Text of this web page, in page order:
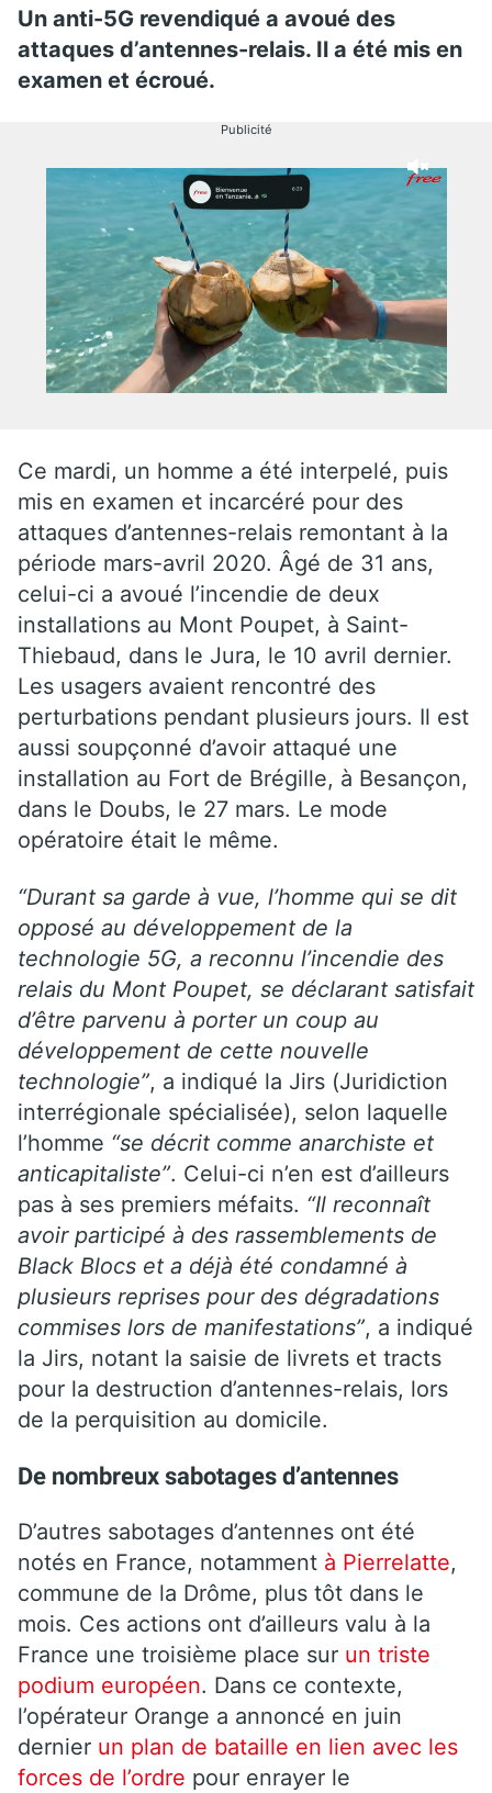
Un anti-5G revendiqué a avoué des
attaques d’antennes-relais. Il a été mis en
examen et écroué.
Publicité
Ce mardi, un homme a été interpelé, puis
mis en examen et incarcéré pour des
attaques d’antennes-relais remontant à la
période mars-avril 2020. Âgé de 31 ans,
celui-ci a avoué l’incendie de deux
installations au Mont Poupet, à Saint-
Thiebaud, dans le Jura, le 10 avril dernier.
Les usagers avaient rencontré des
perturbations pendant plusieurs jours. Il est
aussi soupçonné d’avoir attaqué une
installation au Fort de Brégille, à Besançon,
dans le Doubs, le 27 mars. Le mode
opératoire était le même.
“Durant sa garde à vue, l’homme qui se dit
opposé au développement de la
technologie 5G, a reconnu l’incendie des
relais du Mont Poupet, se déclarant satisfait
d’être parvenu à porter un coup au
développement de cette nouvelle
technologie”, a indiqué la Jirs (Juridiction
interrégionale spécialisée), selon laquelle
l’homme “se décrit comme anarchiste et
anticapitaliste”. Celui-ci n’en est d’ailleurs
pas à ses premiers méfaits. “Il reconnaît
avoir participé à des rassemblements de
Black Blocs et a déjà été condamné à
plusieurs reprises pour des dégradations
commises lors de manifestations”, a indiqué
la Jirs, notant la saisie de livrets et tracts
pour la destruction d’antennes-relais, lors
de la perquisition au domicile.
De nombreux sabotages d’antennes
D’autres sabotages d’antennes ont été
notés en France, notamment à Pierrelatte,
commune de la Drôme, plus tôt dans le
mois. Ces actions ont d’ailleurs valu à la
France une troisième place sur un triste
podium européen. Dans ce contexte,
l’opérateur Orange a annoncé en juin
dernier un plan de bataille en lien avec les
forces de l’ordre pour enrayer le